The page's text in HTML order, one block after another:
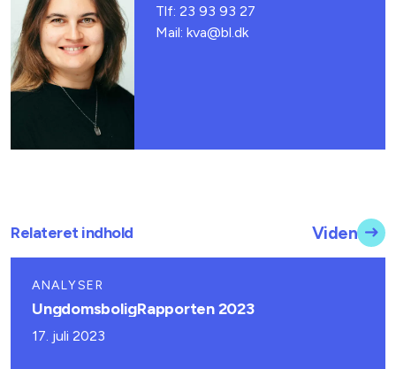
Tlf: 23 93 93 27
Mail: kva@bl.dk
Relateret indhold Viden
ANALYSER
UngdomsboligRapporten 2023
17. juli 2023